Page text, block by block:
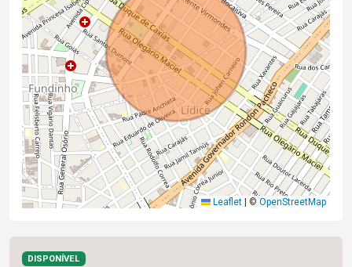
Leaflet © OpenStreetMap
DISPONÍVEL